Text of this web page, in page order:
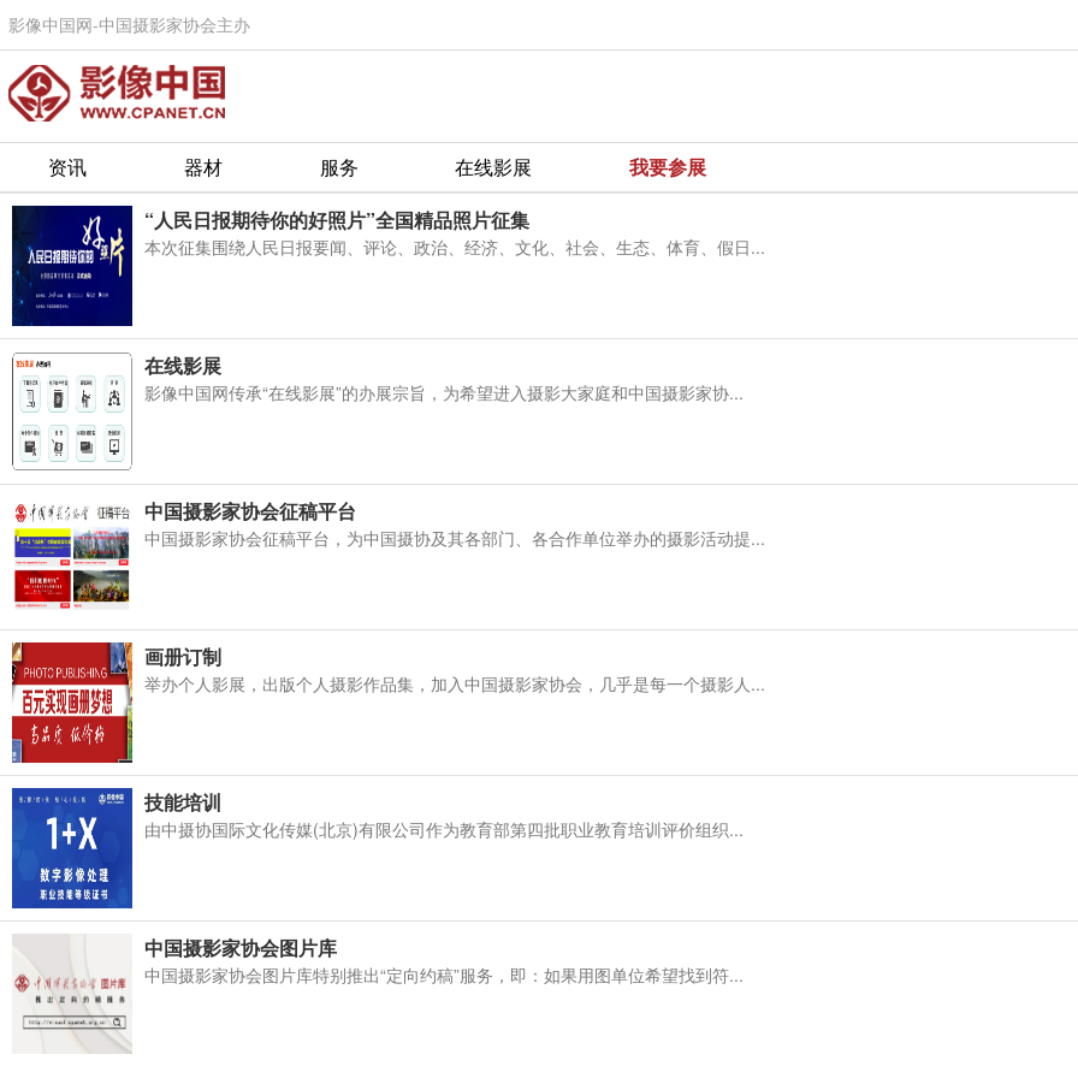
影像中国网-中国摄影家协会主办
资讯 器材 服务 在线影展
我要参展
“人民日报期待你的好照片”全国精品照片征集
本次征集围绕人民日报要闻、评论、政治、经济、文化、社会、生态、体育、假日...
在线影展
影像中国网传承“在线影展”的办展宗旨，为希望进入摄影大家庭和中国摄影家协...
中国摄影家协会征稿平台
中国摄影家协会征稿平台，为中国摄协及其各部门、各合作单位举办的摄影活动提...
画册订制
举办个人影展，出版个人摄影作品集，加入中国摄影家协会，几乎是每一个摄影人...
技能培训
由中摄协国际文化传媒(北京)有限公司作为教育部第四批职业教育培训评价组织...
中国摄影家协会图片库
中国摄影家协会图片库特别推出“定向约稿”服务，即：如果用图单位希望找到符...